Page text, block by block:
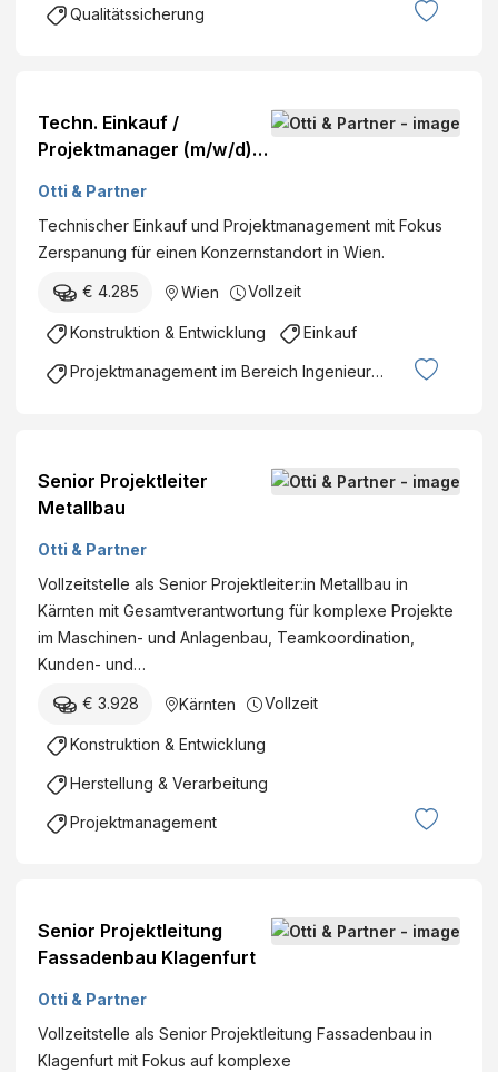
Qualitätssicherung
Techn. Einkauf /
Projektmanager (m/w/d) /
Otti & Partner
Technischer Einkauf und Projektmanagement mit Fokus
Zerspanung für einen Konzernstandort in Wien.
€ 4.285 Wien Vollzeit
Konstruktion & Entwicklung Einkauf
Projektmanagement im Bereich Ingenieurswesen
Senior Projektleiter
Metallbau
Otti & Partner
Vollzeitstelle als Senior Projektleiter:in Metallbau in
Kärnten mit Gesamtverantwortung für komplexe Projekte
im Maschinen- und Anlagenbau, Teamkoordination,
Kunden- und…
€ 3.928 Kärnten Vollzeit
Konstruktion & Entwicklung
Herstellung & Verarbeitung
Projektmanagement
Senior Projektleitung
Fassadenbau Klagenfurt
Otti & Partner
Vollzeitstelle als Senior Projektleitung Fassadenbau in
Klagenfurt mit Fokus auf komplexe